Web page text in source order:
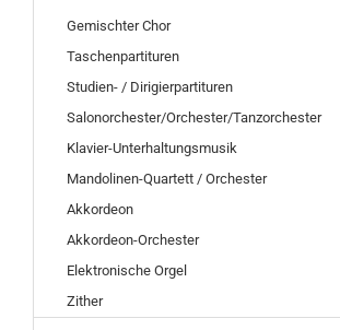
Gemischter Chor
Taschenpartituren
Studien- / Dirigierpartituren
Salonorchester/Orchester/Tanzorchester
Klavier-Unterhaltungsmusik
Mandolinen-Quartett / Orchester
Akkordeon
Akkordeon-Orchester
Elektronische Orgel
Zither